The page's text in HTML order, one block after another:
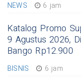
NEWS 6 jam
Katalog Promo
9 Agustus 2026,
Bango Rp12.900
BISNIS 6 jam